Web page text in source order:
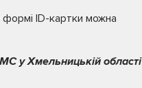
ID-картки можна
у Хмельницькій області